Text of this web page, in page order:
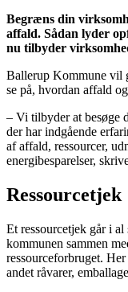
Begræns din
affald. Sådan lyder
nu tilbyder
Ballerup Kommune vil
se på, hvordan affald
– Vi tilbyder at besøge
der har indgående
af affald, ressourcer,
energibesparelser,
Ressourcetjek
Et ressourcetjek går i
kommunen sammen
ressourceforbruget.
andet råvarer,